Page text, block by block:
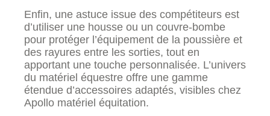
Enfin, une astuce issue des compétiteurs est
d’utiliser une housse ou un couvre-bombe
pour protéger l’équipement de la poussière et
des rayures entre les sorties, tout en
apportant une touche personnalisée. L’univers
du matériel équestre offre une gamme
étendue d’accessoires adaptés, visibles chez
Apollo matériel équitation.